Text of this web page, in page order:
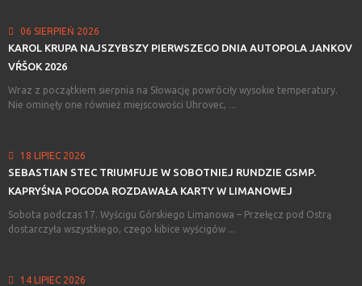
06 SIERPIEŃ 2026
KAROL KRUPA NAJSZYBSZY PIERWSZEGO DNIA AUTOPOLA JANKOV
VŔŠOK 2026
Wraz z początkiem sierpnia na Słowację powróciły wysokie temperatury.
Nie ominęły one również miejscowości Uhrovec, ...
18 LIPIEC 2026
SEBASTIAN STEC TRIUMFUJE W SOBOTNIEJ RUNDZIE GSMP.
KAPRYŚNA POGODA ROZDAWAŁA KARTY W LIMANOWEJ
Sobota podczas 17. Wyścigu Górskiego Limanowa – Przełęcz pod Ostrą
dostarczyła wszystkiego, czego kibice wyścigów ...
14 LIPIEC 2026